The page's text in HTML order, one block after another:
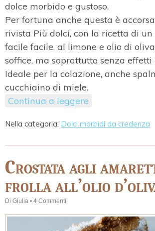
dolce morbido e gustoso.
Per fortuna anche questa è
rivista Più dolci, con la ricetta di
facile facile, al limone e olio di
soffice, ma soprattutto senza
Ideale per la colazione, anche
cucchiaino di miele.
Continua a leggere
Nella categoria: Dolci morbidi da credenza
Crostata agli
frolla all’olio
Di Giulia • 4 Commenti